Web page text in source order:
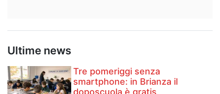
Ultime news
Tre pomeriggi senza
smartphone: in Brianza il
doposcuola è gratis